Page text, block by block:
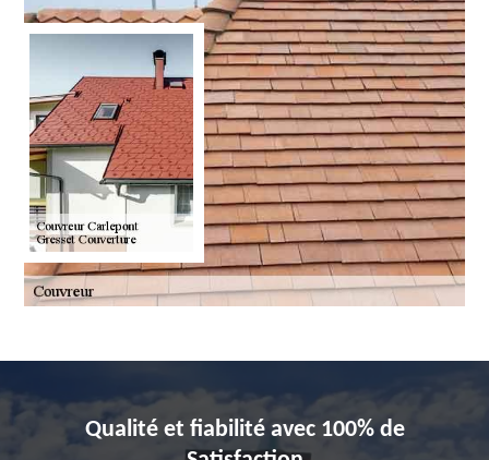
Qualité et fiabilité avec 100% de